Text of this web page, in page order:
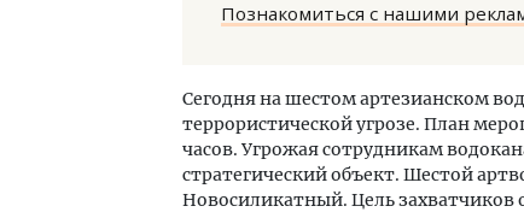
Познакомиться с нашими
Сегодня на шестом артезианском
террористической угрозе. План
часов. Угрожая сотрудникам
стратегический объект. Шестой
Новосиликатный. Цель захватчиков
Архитектурный код начинается с
стандартом благоустройства
СТРОИТЕЛЬСТВО